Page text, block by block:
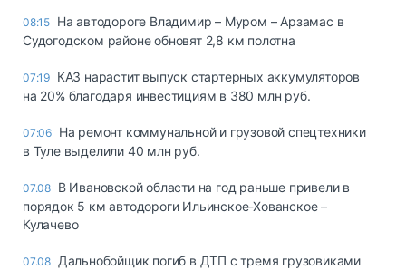
08:15 На автодороге Владимир – Муром – Арзамас в
Судогодском районе обновят 2,8 км полотна
07:19 КАЗ нарастит выпуск стартерных аккумуляторов
на 20% благодаря инвестициям в 380 млн руб.
07:06 На ремонт коммунальной и грузовой спецтехники
в Туле выделили 40 млн руб.
07.08 В Ивановской области на год раньше привели в
порядок 5 км автодороги Ильинское-Хованское –
Кулачево
07.08 Дальнобойщик погиб в ДТП с тремя грузовиками